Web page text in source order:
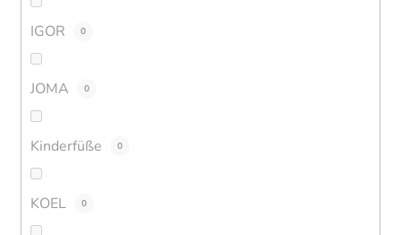
IGOR 0
JOMA 0
Kinderfüße 0
KOEL 0